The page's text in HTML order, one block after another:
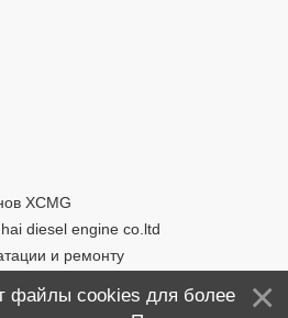
XCMG
diesel engine co.ltd
и ремонту
файлы cookies для более